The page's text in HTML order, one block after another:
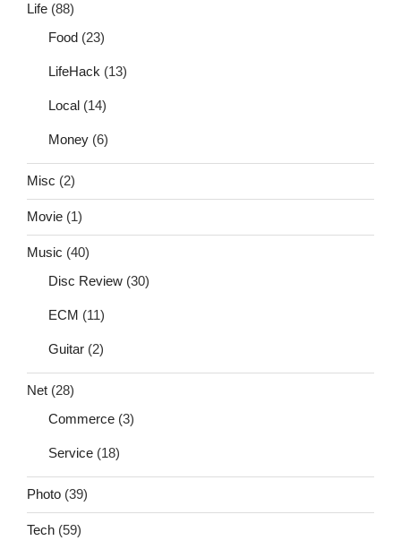
Life (88)
Food (23)
LifeHack (13)
Local (14)
Money (6)
Misc (2)
Movie (1)
Music (40)
Disc Review (30)
ECM (11)
Guitar (2)
Net (28)
Commerce (3)
Service (18)
Photo (39)
Tech (59)